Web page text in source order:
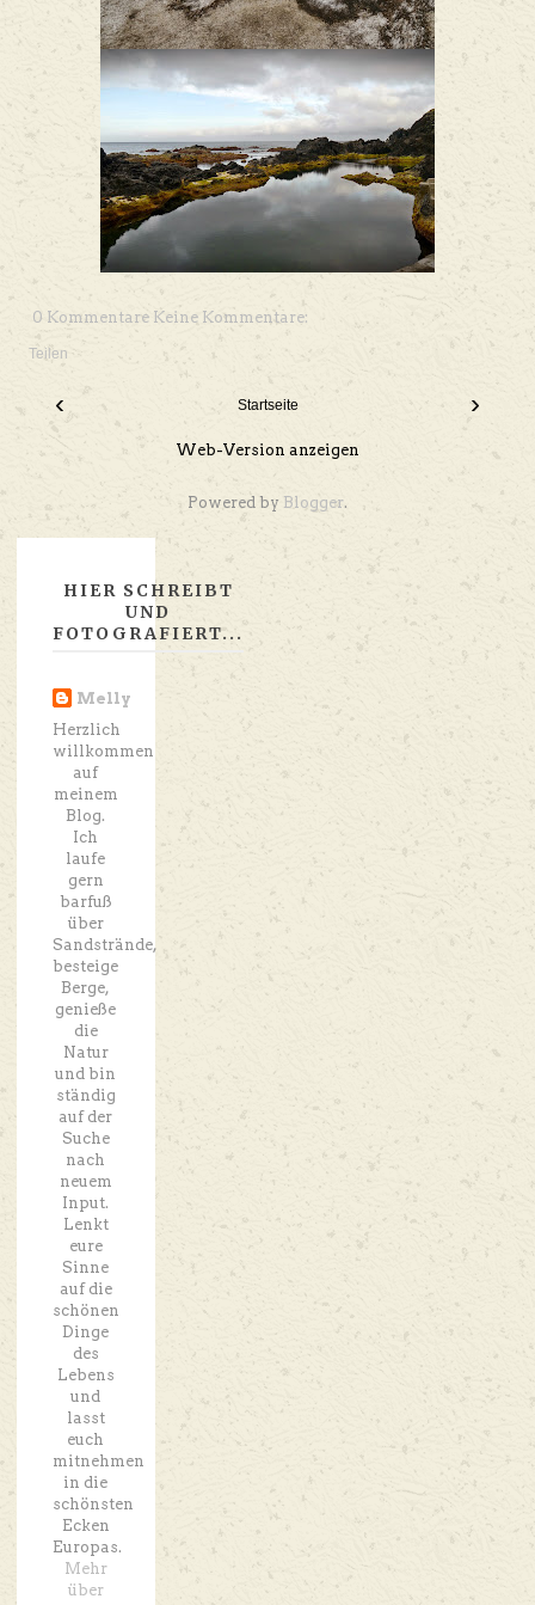
0 Kommentare Keine Kommentare:
Teilen
‹ ›
Startseite
Web-Version anzeigen
Powered by Blogger.
HIER SCHREIBT
UND
FOTOGRAFIERT...
Melly
Herzlich
willkommen
auf
meinem
Blog.
Ich
laufe
gern
barfuß
über
Sandstrände,
besteige
Berge,
genieße
die
Natur
und bin
ständig
auf der
Suche
nach
neuem
Input.
Lenkt
eure
Sinne
auf die
schönen
Dinge
des
Lebens
und
lasst
euch
mitnehmen
in die
schönsten
Ecken
Europas.
Mehr
über